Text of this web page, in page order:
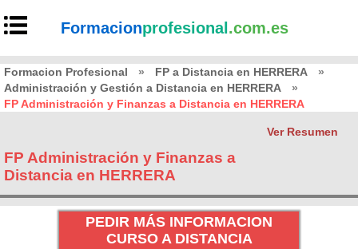
Formacionprofesional .com.es
Formacion Profesional » FP a Distancia en HERRERA
»
Administración y Gestión a Distancia en HERRERA
»
FP Administración y Finanzas a Distancia en HERRERA
Ver Resumen
FP Administración y Finanzas a
Distancia en HERRERA
PEDIR MÁS INFORMACION
CURSO A DISTANCIA